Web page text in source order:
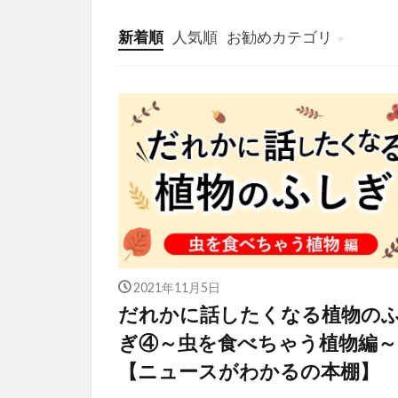
新着順 人気順 お勧めカテゴリ
投稿
学び
マンガ
電子書籍
2021年11月5日
だれかに話したくなる植物の
ぎ④～虫を食べちゃう植物編～
【ニュースがわかるの本棚】